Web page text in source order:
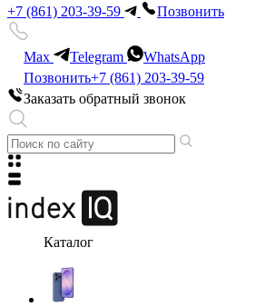
+7 (861) 203-39-59
Позвонить
Max Telegram
WhatsApp
Позвонить+7 (861) 203-39-59
Заказать обратный звонок
Каталог